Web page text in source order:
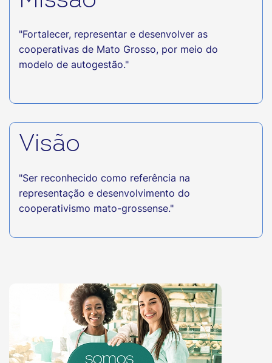
"Fortalecer, representar e desenvolver as
cooperativas de Mato Grosso, por meio do
modelo de autogestão."
Visão
"Ser reconhecido como referência na
representação e desenvolvimento do
cooperativismo mato-grossense."